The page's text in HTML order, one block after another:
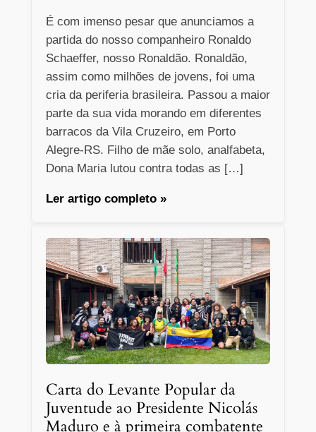
É com imenso pesar que anunciamos a
partida do nosso companheiro Ronaldo
Schaeffer, nosso Ronaldão. Ronaldão,
assim como milhões de jovens, foi uma
cria da periferia brasileira. Passou a maior
parte da sua vida morando em diferentes
barracos da Vila Cruzeiro, em Porto
Alegre-RS. Filho de mãe solo, analfabeta,
Dona Maria lutou contra todas as […]
Ler artigo completo »
Carta do Levante Popular da
Juventude ao Presidente Nicolás
Maduro e à primeira combatente